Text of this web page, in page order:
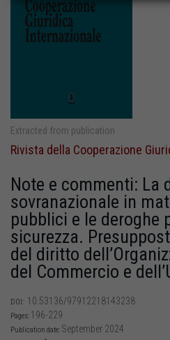
Extracted from publication
Rivista della Cooperazione
Note e commenti: La
sovranazionale in
pubblici e le deroghe
sicurezza.
del diritto
del Commercio e
DOI: 10.53136/97912218143238
Pages: 196-229
Publication date: September 2024